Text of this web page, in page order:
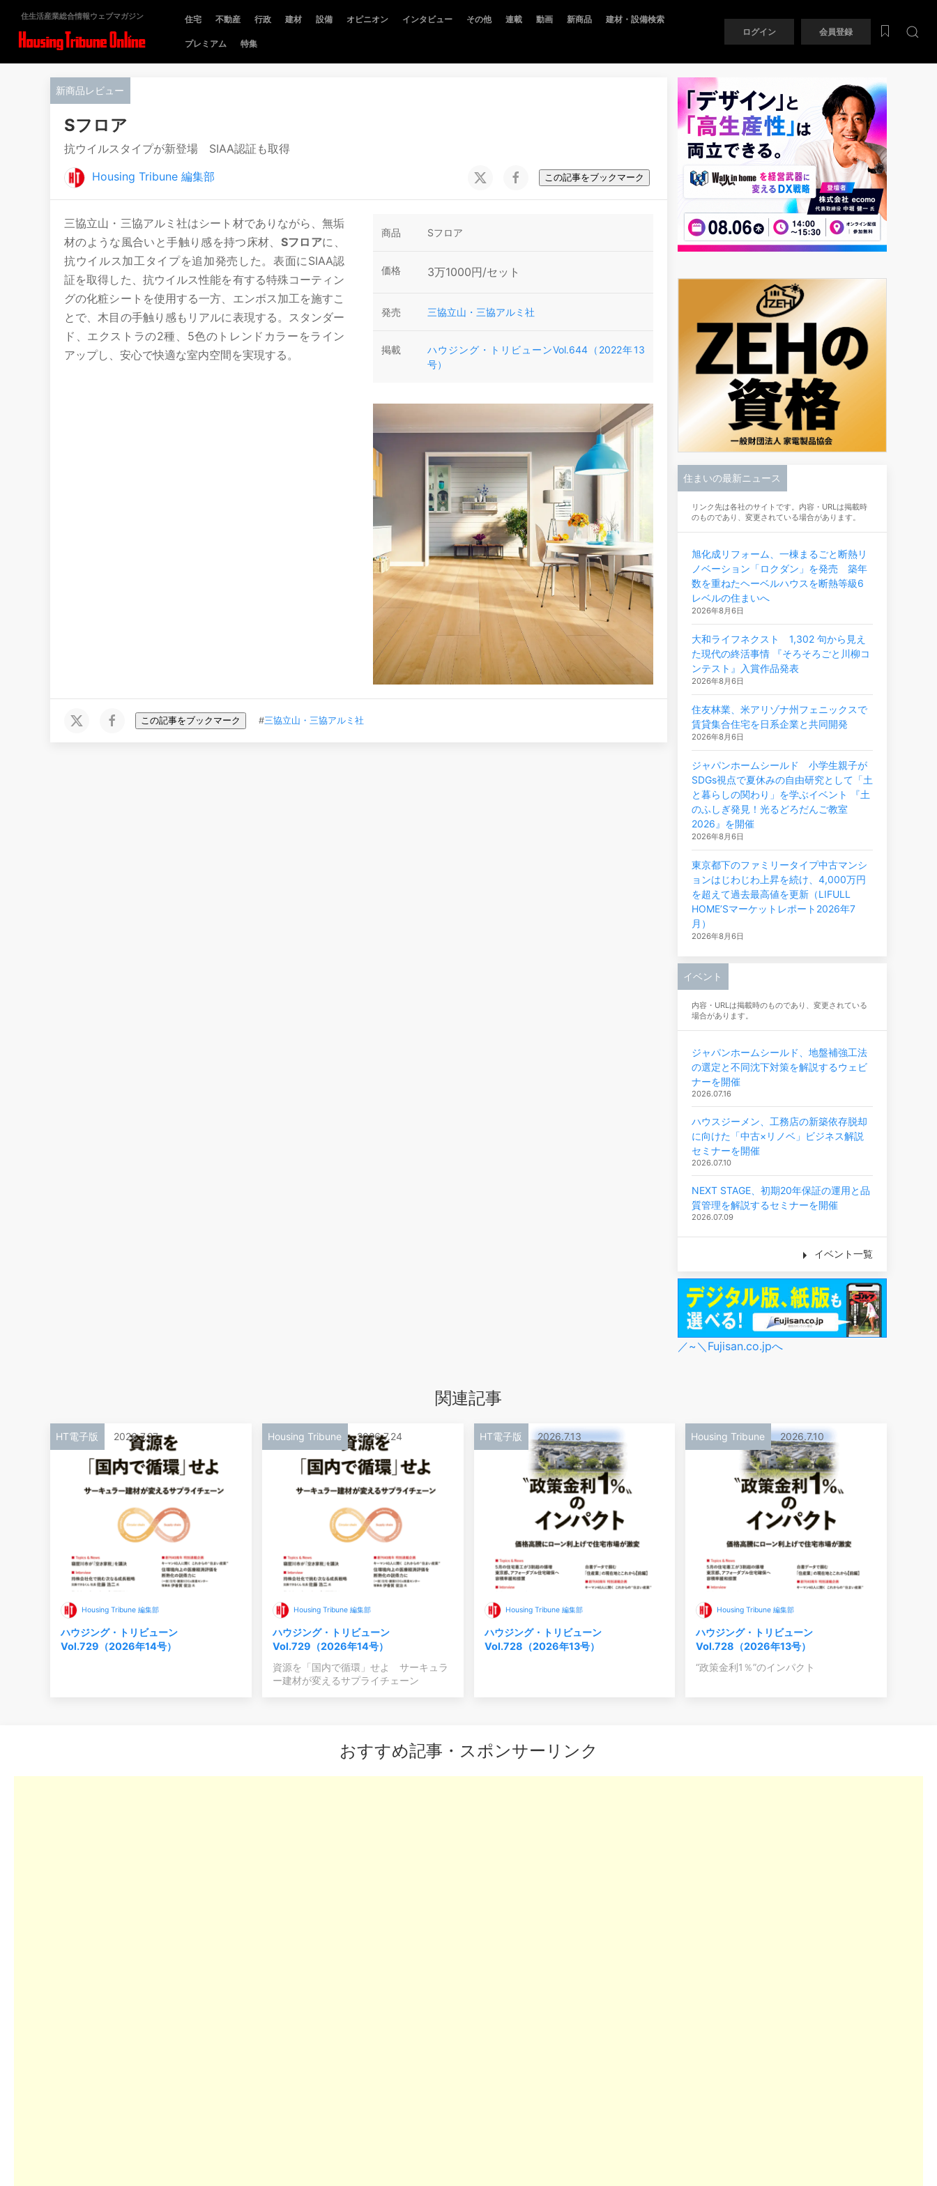
住生活産業総合情報ウェブマガジン 住宅 不動産 行政 建材 設備 オピニオン インタビュー その他 連載 動画 新商品 建材・設備検索
プレミアム 特集
ログイン 会員登録
新商品レビュー
Sフロア
抗ウイルスタイプが新登場 SIAA認証も取得
Housing Tribune 編集部 この記事をブックマーク
三協立山・三協アルミ社はシート材でありながら、無垢
材のような風合いと手触り感を持つ床材、 Sフロアに、
抗ウイルス加工タイプを追加発売した。表面にSIAA認
証を取得した、抗ウイルス性能を有する特殊コーティン
グの化粧シートを使用する一方、エンボス加工を施すこ
とで、木目の手触り感もリアルに表現する。スタンダー
ド、エクストラの2種、5色のトレンドカラーをライン
アップし、安心で快適な室内空間を実現する。
商品 Sフロア
価格 3万1000円/セット
発売 三協立山・三協アルミ社
掲載
ハウジング・トリビューンVol.644（2022年13
号）
この記事をブックマーク #三協立山・三協アルミ社
住まいの最新ニュース
リンク先は各社のサイトです。内容・URLは掲載時
のものであり、変更されている場合があります。
旭化成リフォーム、一棟まるごと断熱リ
ノベーション「ロクダン」を発売 築年
数を重ねたヘーベルハウスを断熱等級6
レベルの住まいへ
2026年8月6日
大和ライフネクスト 1,302 句から見え
た現代の終活事情 『そろそろごと川柳コ
ンテスト』入賞作品発表
2026年8月6日
住友林業、米アリゾナ州フェニックスで
賃貸集合住宅を日系企業と共同開発
2026年8月6日
ジャパンホームシールド 小学生親子が
SDGs視点で夏休みの自由研究として「土
と暮らしの関わり」を学ぶイベント 『土
のふしぎ発見！光るどろだんご教室
2026』を開催
2026年8月6日
東京都下のファミリータイプ中古マンシ
ョンはじわじわ上昇を続け、4,000万円
を超えて過去最高値を更新（LIFULL
HOME’Sマーケットレポート2026年7
月）
2026年8月6日
イベント
内容・URLは掲載時のものであり、変更されている
場合があります。
ジャパンホームシールド、地盤補強工法
の選定と不同沈下対策を解説するウェビ
ナーを開催
2026.07.16
ハウスジーメン、工務店の新築依存脱却
に向けた「中古×リノベ」ビジネス解説
セミナーを開催
2026.07.10
NEXT STAGE、初期20年保証の運用と品
質管理を解説するセミナーを開催
2026.07.09
イベント一覧
／~＼Fujisan.co.jpへ
関連記事
HT電子版 2026.7.27
Housing Tribune 編集部
ハウジング・トリビューン
Vol.729（2026年14号）
Housing Tribune 2026.7.24
Housing Tribune 編集部
ハウジング・トリビューン
Vol.729（2026年14号）
資源を「国内で循環」せよ サーキュラ
ー建材が変えるサプライチェーン
HT電子版 2026.7.13
Housing Tribune 編集部
ハウジング・トリビューン
Vol.728（2026年13号）
Housing Tribune 2026.7.10
Housing Tribune 編集部
ハウジング・トリビューン
Vol.728（2026年13号）
“政策金利1％”のインパクト
おすすめ記事・スポンサーリンク